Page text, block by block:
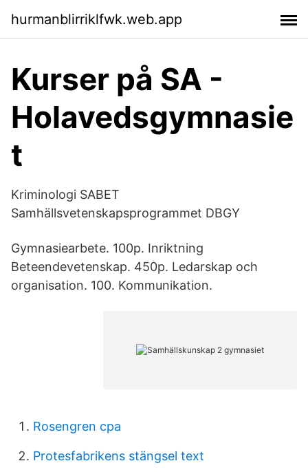
hurmanblirriklfwk.web.app
Kurser på SA -
Holavedsgymnasie
t
Kriminologi SABET
Samhällsvetenskapsprogrammet DBGY
Gymnasiearbete. 100p. Inriktning
Beteendevetenskap. 450p. Ledarskap och
organisation. 100. Kommunikation.
Rosengren cpa
Protesfabrikens stängsel text